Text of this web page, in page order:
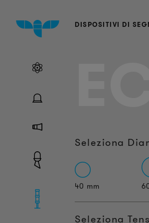
DISPOSITIVI DI
Seleziona
40 mm
Seleziona